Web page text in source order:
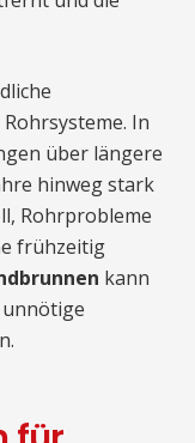
In
über längere
hinweg stark
Rohrprobleme
frühzeitig
kann